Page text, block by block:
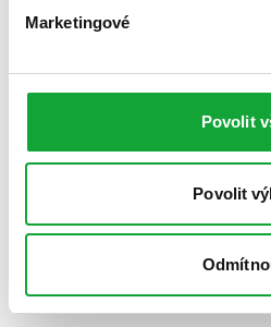
Marketingové
Povolit
Povolit